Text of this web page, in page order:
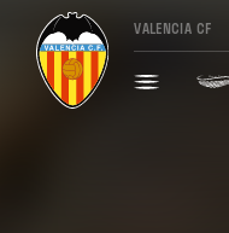
VALENCIA CF